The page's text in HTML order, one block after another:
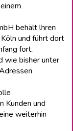
behält lhren
und führt dort
fort.
wie bisher unter
Kunden und
weiterhin